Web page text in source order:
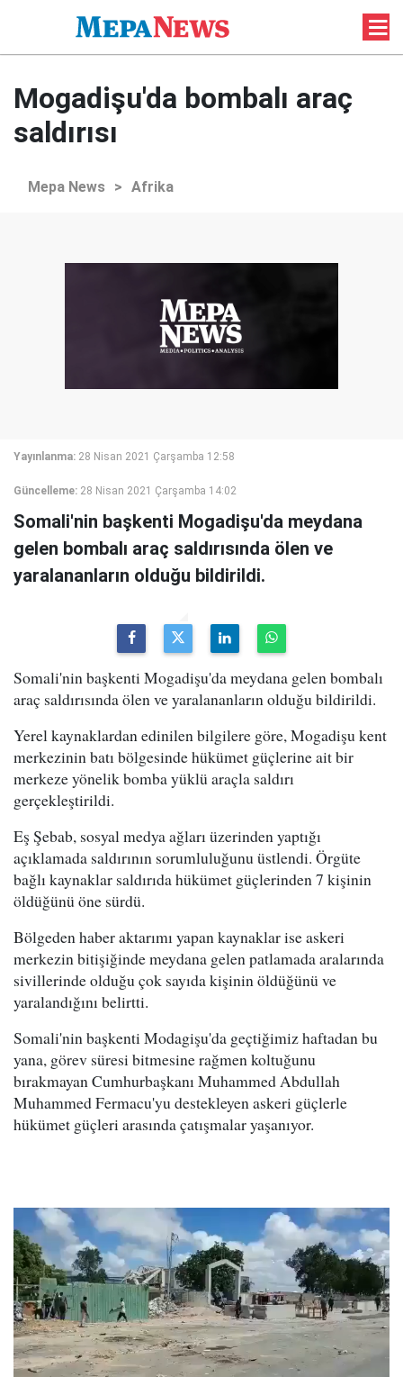
Mogadişu'da bombalı araç
saldırısı
Mepa News > Afrika
Yayınlanma: 28 Nisan 2021 Çarşamba 12:58
Güncelleme: 28 Nisan 2021 Çarşamba 14:02
Somali'nin başkenti Mogadişu'da meydana
gelen bombalı araç saldırısında ölen ve
yaralananların olduğu bildirildi.
Somali'nin başkenti Mogadişu'da meydana gelen bombalı
araç saldırısında ölen ve yaralananların olduğu bildirildi.
Yerel kaynaklardan edinilen bilgilere göre, Mogadişu kent
merkezinin batı bölgesinde hükümet güçlerine ait bir
merkeze yönelik bomba yüklü araçla saldırı
gerçekleştirildi.
Eş Şebab, sosyal medya ağları üzerinden yaptığı
açıklamada saldırının sorumluluğunu üstlendi. Örgüte
bağlı kaynaklar saldırıda hükümet güçlerinden 7 kişinin
öldüğünü öne sürdü.
Bölgeden haber aktarımı yapan kaynaklar ise askeri
merkezin bitişiğinde meydana gelen patlamada aralarında
sivillerinde olduğu çok sayıda kişinin öldüğünü ve
yaralandığını belirtti.
Somali'nin başkenti Modagişu'da geçtiğimiz haftadan bu
yana, görev süresi bitmesine rağmen koltuğunu
bırakmayan Cumhurbaşkanı Muhammed Abdullah
Muhammed Fermacu'yu destekleyen askeri güçlerle
hükümet güçleri arasında çatışmalar yaşanıyor.